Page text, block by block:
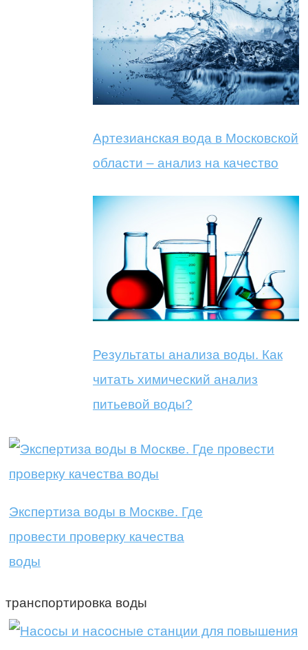
Артезианская вода в Московской
области – анализ на качество
Результаты анализа воды. Как
читать химический анализ
питьевой воды?
Экспертиза воды в Москве. Где
провести проверку качества
воды
транспортировка воды